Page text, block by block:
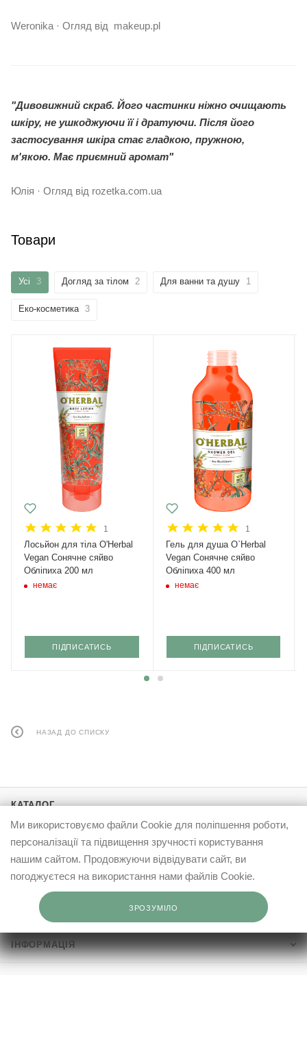
Weronika · Огляд від makeup.pl
"Дивовижний скраб. Його частинки ніжно очищають
шкіру, не ушкоджуючи її і дратуючи. Після його
застосування шкіра стає гладкою, пружною,
м'якою. Має приємний аромат"
Юлія · Огляд від rozetka.com.ua
Товари
Усі 3 Догляд за тілом 2 Для ванни та душу 1
Еко-косметика 3
1
Лосьйон для тіла O'Herbal
Vegan Сонячне сяйво
Обліпиха 200 мл
немає
ПІДПИСАТИСЬ
1
Гель для душа O`Herbal
Vegan Сонячне сяйво
Обліпиха 400 мл
немає
ПІДПИСАТИСЬ
НАЗАД ДО СПИСКУ
КАТАЛОГ
АКЦІЇ
БРЕНДИ
ПРО ELFASHOP
ІНФОРМАЦІЯ
Ми використовуємо файли Cookie для поліпшення роботи,
персоналізації та підвищення зручності користування
нашим сайтом. Продовжуючи відвідувати сайт, ви
погоджуєтеся на використання нами файлів Cookie.
ЗРОЗУМІЛО